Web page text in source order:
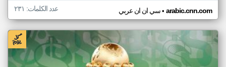
سي ان ان عربي• arabic.cnn.com عدد الكلمات: ٢٣١